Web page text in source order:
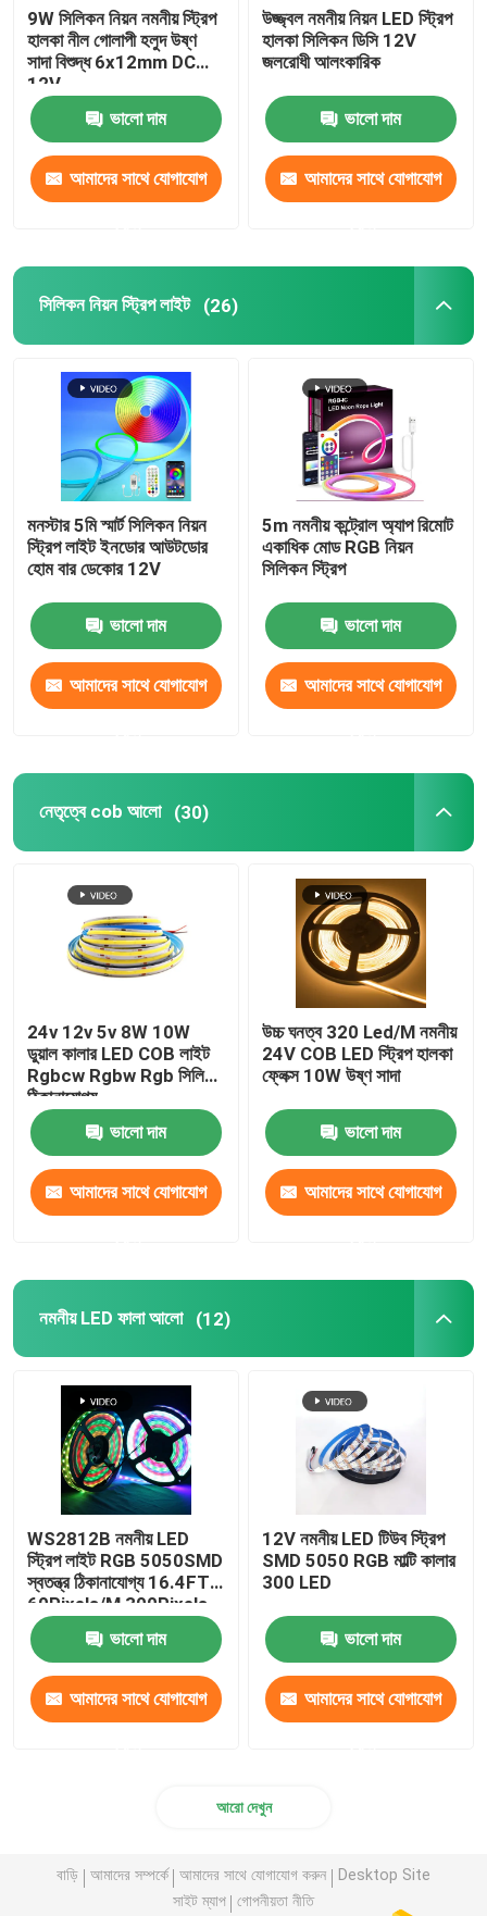
LED মডিউল পাওয়ার সাপ্লাই
LED সেন্সর আনুষাঙ্গিক
LED নিওন স্ট্রিপ লাইট আউটডোর
9W সিলিকন নিয়ন নমনীয় স্ট্রিপ
হালকা নীল গোলাপী হলুদ উষ্ণ
সাদা বিশুদ্ধ 6x12mm DC
12V
ভালো দাম
আমাদের সাথে যোগাযোগ
উজ্জ্বল নমনীয় নিয়ন LED স্ট্রিপ
হালকা সিলিকন ডিসি 12V
জলরোধী আলংকারিক
ভালো দাম
আমাদের সাথে যোগাযোগ
সিলিকন নিয়ন স্ট্রিপ লাইট (26)
মনস্টার 5মি স্মার্ট সিলিকন নিয়ন
স্ট্রিপ লাইট ইনডোর আউটডোর
হোম বার ডেকোর 12V
ভালো দাম
আমাদের সাথে যোগাযোগ
5m নমনীয় কন্ট্রোল অ্যাপ রিমোট
একাধিক মোড RGB নিয়ন
সিলিকন স্ট্রিপ
ভালো দাম
আমাদের সাথে যোগাযোগ
নেতৃত্বে cob আলো (30)
24v 12v 5v 8W 10W
ডুয়াল কালার LED COB লাইট
Rgbcw Rgbw Rgb সিলিকন
ঠিকানাযোগ্য
ভালো দাম
আমাদের সাথে যোগাযোগ
উচ্চ ঘনত্ব 320 Led/M নমনীয়
24V COB LED স্ট্রিপ হালকা
ফ্লেক্স 10W উষ্ণ সাদা
ভালো দাম
আমাদের সাথে যোগাযোগ
নমনীয় LED ফালা আলো (12)
WS2812B নমনীয় LED
স্ট্রিপ লাইট RGB 5050SMD
স্বতন্ত্র ঠিকানাযোগ্য 16.4FT
60Pixels/M 300Pixels
কালো PCB সম্পূর্ণ রঙ
ভালো দাম
আমাদের সাথে যোগাযোগ
12V নমনীয় LED টিউব স্ট্রিপ
SMD 5050 RGB মাল্টি কালার
300 LED
ভালো দাম
আমাদের সাথে যোগাযোগ
আরো দেখুন
বাড়ি আমাদের সম্পর্কে আমাদের সাথে যোগাযোগ করুন
Desktop Site
সাইট ম্যাপ
গোপনীয়তা নীতি